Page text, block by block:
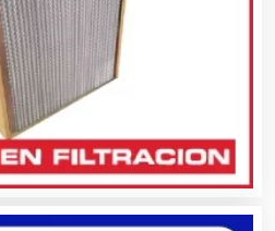
para Fiestas